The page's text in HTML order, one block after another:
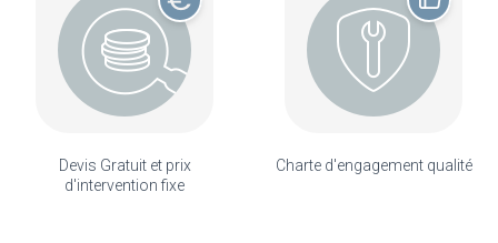
Devis Gratuit et prix
d'intervention fixe
Charte d'engagement qualité